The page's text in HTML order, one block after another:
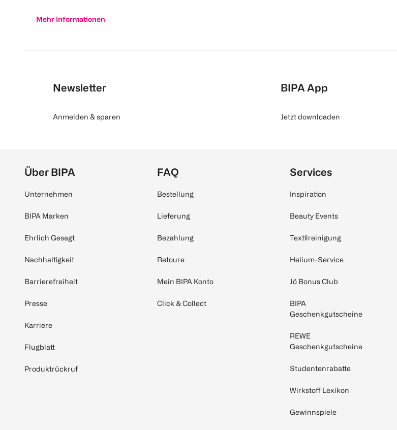
Mehr Informationen
Newsletter
Anmelden & sparen
BIPA App
Jetzt downloaden
Über BIPA
Unternehmen
BIPA Marken
Ehrlich Gesagt
Nachhaltigkeit
Barrierefreiheit
Presse
Karriere
Flugblatt
Produktrückruf
FAQ
Bestellung
Lieferung
Bezahlung
Retoure
Mein BIPA Konto
Click & Collect
Services
Inspiration
Beauty Events
Textilreinigung
Helium-Service
Jö Bonus Club
BIPA
Geschenkgutscheine
REWE
Geschenkgutscheine
Studentenrabatte
Wirkstoff Lexikon
Gewinnspiele